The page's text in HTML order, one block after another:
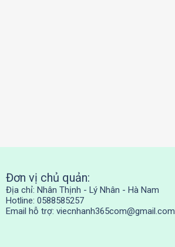
Đơn vị chủ quản:
Địa chỉ: Nhân Thịnh - Lý Nhân - Hà Nam
Hotline: 0588585257
Email hỗ trợ: viecnhanh365com@gmail.com